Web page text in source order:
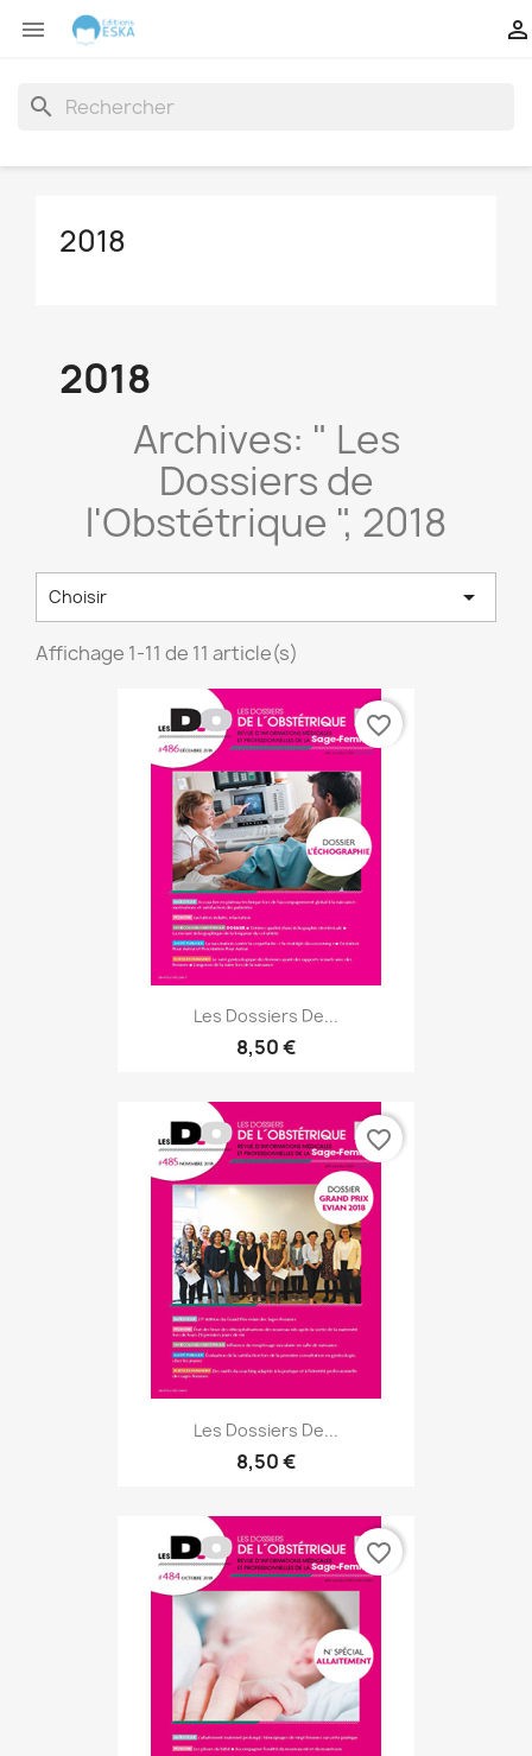
 
search
2018
2018
Archives: " Les
Dossiers de
l'Obstétrique ", 2018
Choisir 
Affichage 1-11 de 11 article(s)
Les Dossiers De...
8,50 €
favorite_border
Les Dossiers De...
8,50 €
favorite_border
favorite_border